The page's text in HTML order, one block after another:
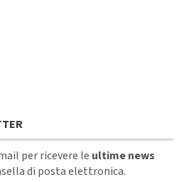
per ricevere le ultime news
di posta elettronica.